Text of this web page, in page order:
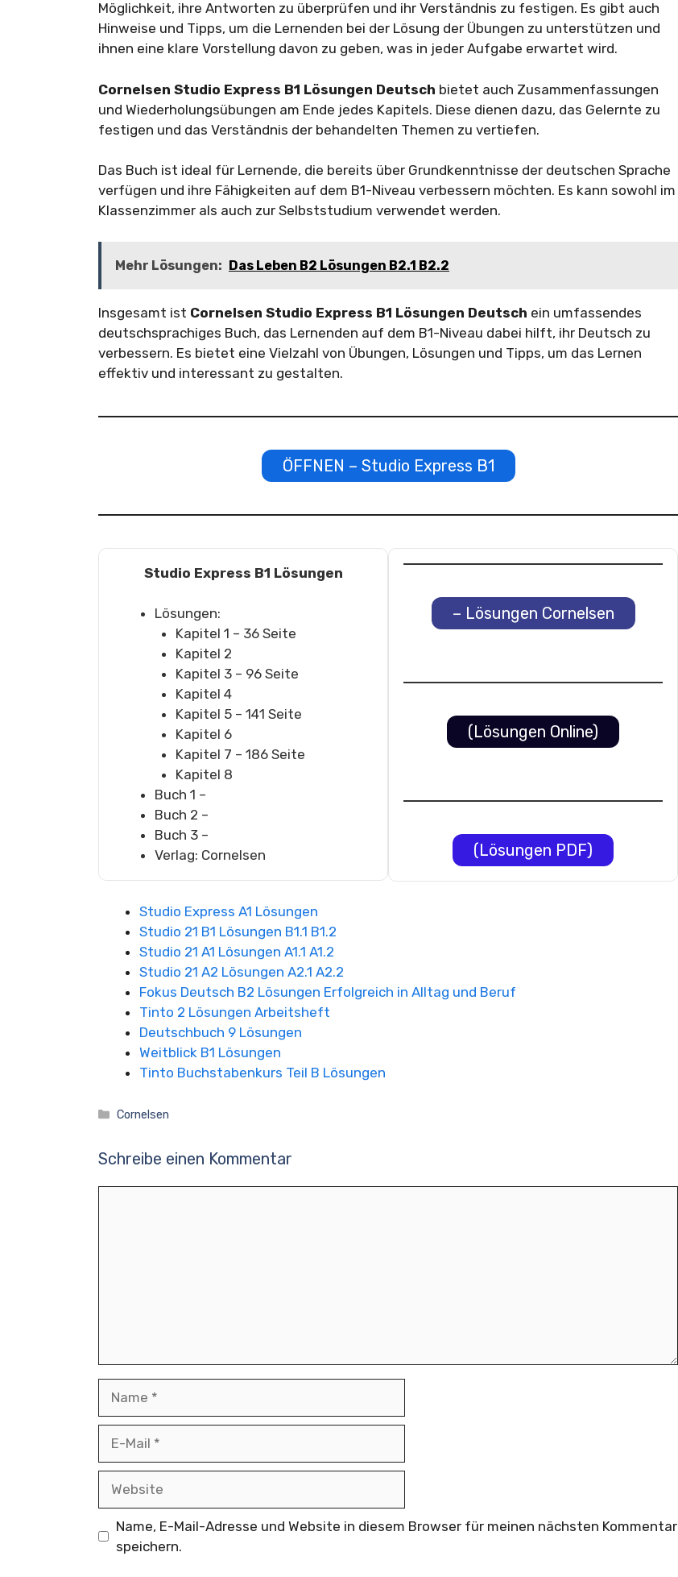
Möglichkeit, ihre Antworten zu überprüfen und ihr Verständnis zu festigen. Es gibt auch
Hinweise und Tipps, um die Lernenden bei der Lösung der Übungen zu unterstützen und
ihnen eine klare Vorstellung davon zu geben, was in jeder Aufgabe erwartet wird.
Cornelsen Studio Express B1 Lösungen Deutsch bietet auch Zusammenfassungen
und Wiederholungsübungen am Ende jedes Kapitels. Diese dienen dazu, das Gelernte zu
festigen und das Verständnis der behandelten Themen zu vertiefen.
Das Buch ist ideal für Lernende, die bereits über Grundkenntnisse der deutschen Sprache
verfügen und ihre Fähigkeiten auf dem B1-Niveau verbessern möchten. Es kann sowohl im
Klassenzimmer als auch zur Selbststudium verwendet werden.
Mehr Lösungen: Das Leben B2 Lösungen B2.1 B2.2
Insgesamt ist Cornelsen Studio Express B1 Lösungen Deutsch ein umfassendes
deutschsprachiges Buch, das Lernenden auf dem B1-Niveau dabei hilft, ihr Deutsch zu
verbessern. Es bietet eine Vielzahl von Übungen, Lösungen und Tipps, um das Lernen
effektiv und interessant zu gestalten.
ÖFFNEN – Studio Express B1
Studio Express B1 Lösungen
Lösungen:
Kapitel 1 – 36 Seite
Kapitel 2
Kapitel 3 – 96 Seite
Kapitel 4
Kapitel 5 – 141 Seite
Kapitel 6
Kapitel 7 – 186 Seite
Kapitel 8
Buch 1 –
Buch 2 –
Buch 3 –
Verlag: Cornelsen
– Lösungen Cornelsen
(Lösungen Online)
(Lösungen PDF)
Studio Express A1 Lösungen
Studio 21 B1 Lösungen B1.1 B1.2
Studio 21 A1 Lösungen A1.1 A1.2
Studio 21 A2 Lösungen A2.1 A2.2
Fokus Deutsch B2 Lösungen Erfolgreich in Alltag und Beruf
Tinto 2 Lösungen Arbeitsheft
Deutschbuch 9 Lösungen
Weitblick B1 Lösungen
Tinto Buchstabenkurs Teil B Lösungen
Kategorien
Cornelsen
Schreibe einen Kommentar
Mail
Name, E-Mail-Adresse und Website in diesem Browser für meinen nächsten Kommentar
speichern.